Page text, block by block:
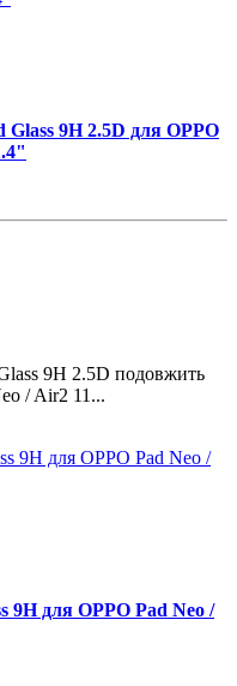
Glass 9H 2.5D для OPPO
9H 2.5D подовжить
/ Air2 11...
9H для OPPO Pad Neo /